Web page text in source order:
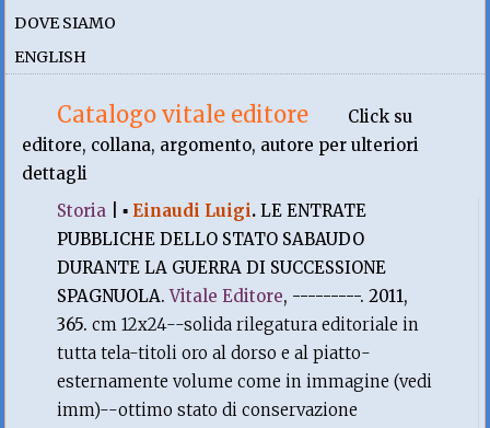
DOVE SIAMO
ENGLISH
Catalogo vitale editore
Click su
editore, collana, argomento, autore per ulteriori
dettagli
Storia |▪ Einaudi Luigi.LE ENTRATE
PUBBLICHE DELLO STATO SABAUDO
DURANTE LA GUERRA DI SUCCESSIONE
SPAGNUOLA.Vitale Editore, ---------. 2011,
365.cm 12x24--solida rilegatura editoriale in
tutta tela-titoli oro al dorso e al piatto-
esternamente volume come in immagine (vedi
imm)--ottimo stato di conservazione